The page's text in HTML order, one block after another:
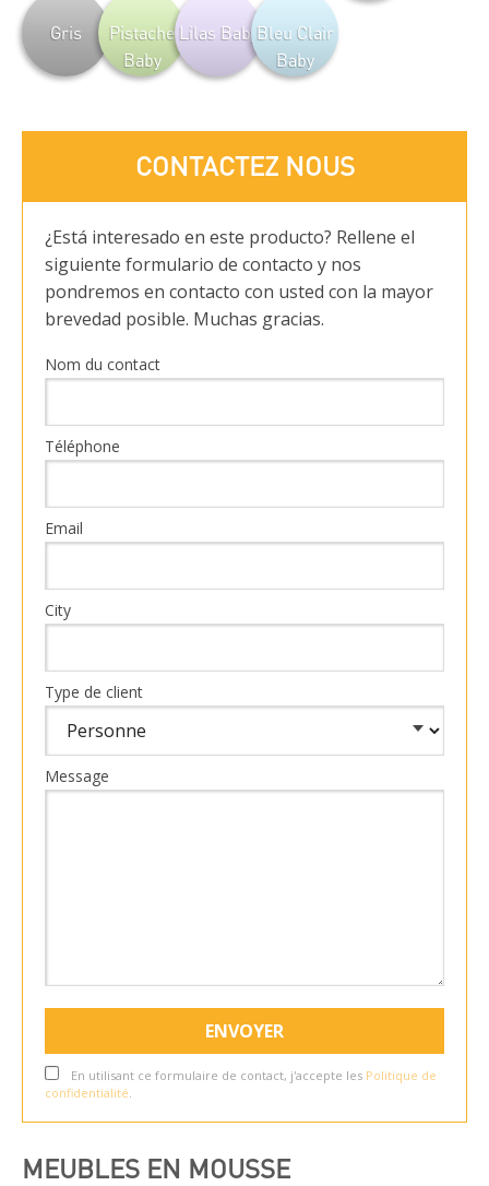
Gris
Pistache
Baby
Lilas BabyBleu Clair
Baby
CONTACTEZ NOUS
¿Está interesado en este producto? Rellene el
siguiente formulario de contacto y nos
pondremos en contacto con usted con la mayor
brevedad posible. Muchas gracias.
Nom du contact
Téléphone
Email
City
Type de client
Message
En utilisant ce formulaire de contact, j'accepte les Politique de
confidentialité.
MEUBLES EN MOUSSE